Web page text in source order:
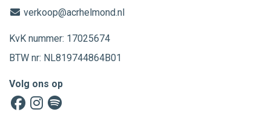
verkoop@acrhelmond.nl
KvK nummer: 17025674
BTW nr: NL819744864B01
Volg ons op